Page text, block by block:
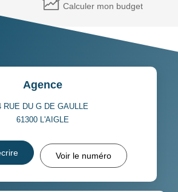
Calculer mon budget
Agence
RUE DU G DE GAULLE
61300 L'AIGLE
Voir le numéro